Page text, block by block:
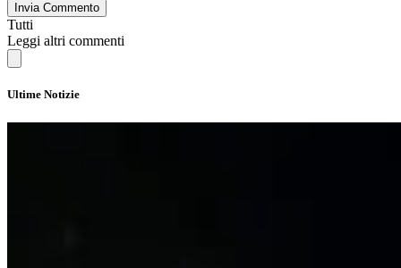
Invia Commento
Tutti
Leggi altri commenti
Ultime Notizie